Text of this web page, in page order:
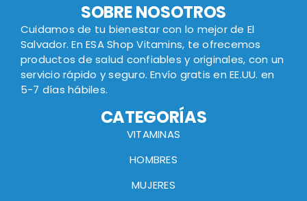
SOBRE NOSOTROS
Cuidamos de tu bienestar con lo mejor de El
Salvador. En ESA Shop Vitamins, te ofrecemos
productos de salud confiables y originales, con un
servicio rápido y seguro. Envío gratis en EE.UU. en
5-7 días hábiles.
CATEGORÍAS
VITAMINAS
HOMBRES
MUJERES